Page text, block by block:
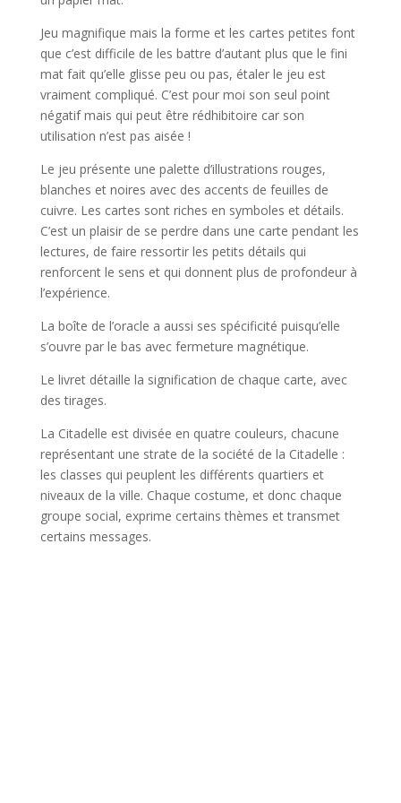
Jeu magnifique mais la forme et les cartes petites font
que c’est difficile de les battre d’autant plus que le fini
mat fait qu’elle glisse peu ou pas, étaler le jeu est
vraiment compliqué. C’est pour moi son seul point
négatif mais qui peut être rédhibitoire car son
utilisation n’est pas aisée !
Le jeu présente une palette d’illustrations rouges,
blanches et noires avec des accents de feuilles de
cuivre. Les cartes sont riches en symboles et détails.
C’est un plaisir de se perdre dans une carte pendant les
lectures, de faire ressortir les petits détails qui
renforcent le sens et qui donnent plus de profondeur à
l’expérience.
La boîte de l’oracle a aussi ses spécificité puisqu’elle
s’ouvre par le bas avec fermeture magnétique.
Le livret détaille la signification de chaque carte, avec
des tirages.
La Citadelle est divisée en quatre couleurs, chacune
représentant une strate de la société de la Citadelle :
les classes qui peuplent les différents quartiers et
niveaux de la ville. Chaque costume, et donc chaque
groupe social, exprime certains thèmes et transmet
certains messages.